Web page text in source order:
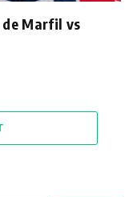
de Marfil vs